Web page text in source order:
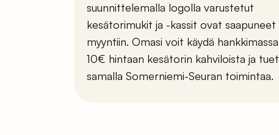
suunnittelemalla logolla varustetut
kesätorimukit ja -kassit ovat saapuneet
myyntiin. Omasi voit käydä hankkimassa
10€ hintaan kesätorin kahviloista ja tuet
samalla Somerniemi-Seuran toimintaa.